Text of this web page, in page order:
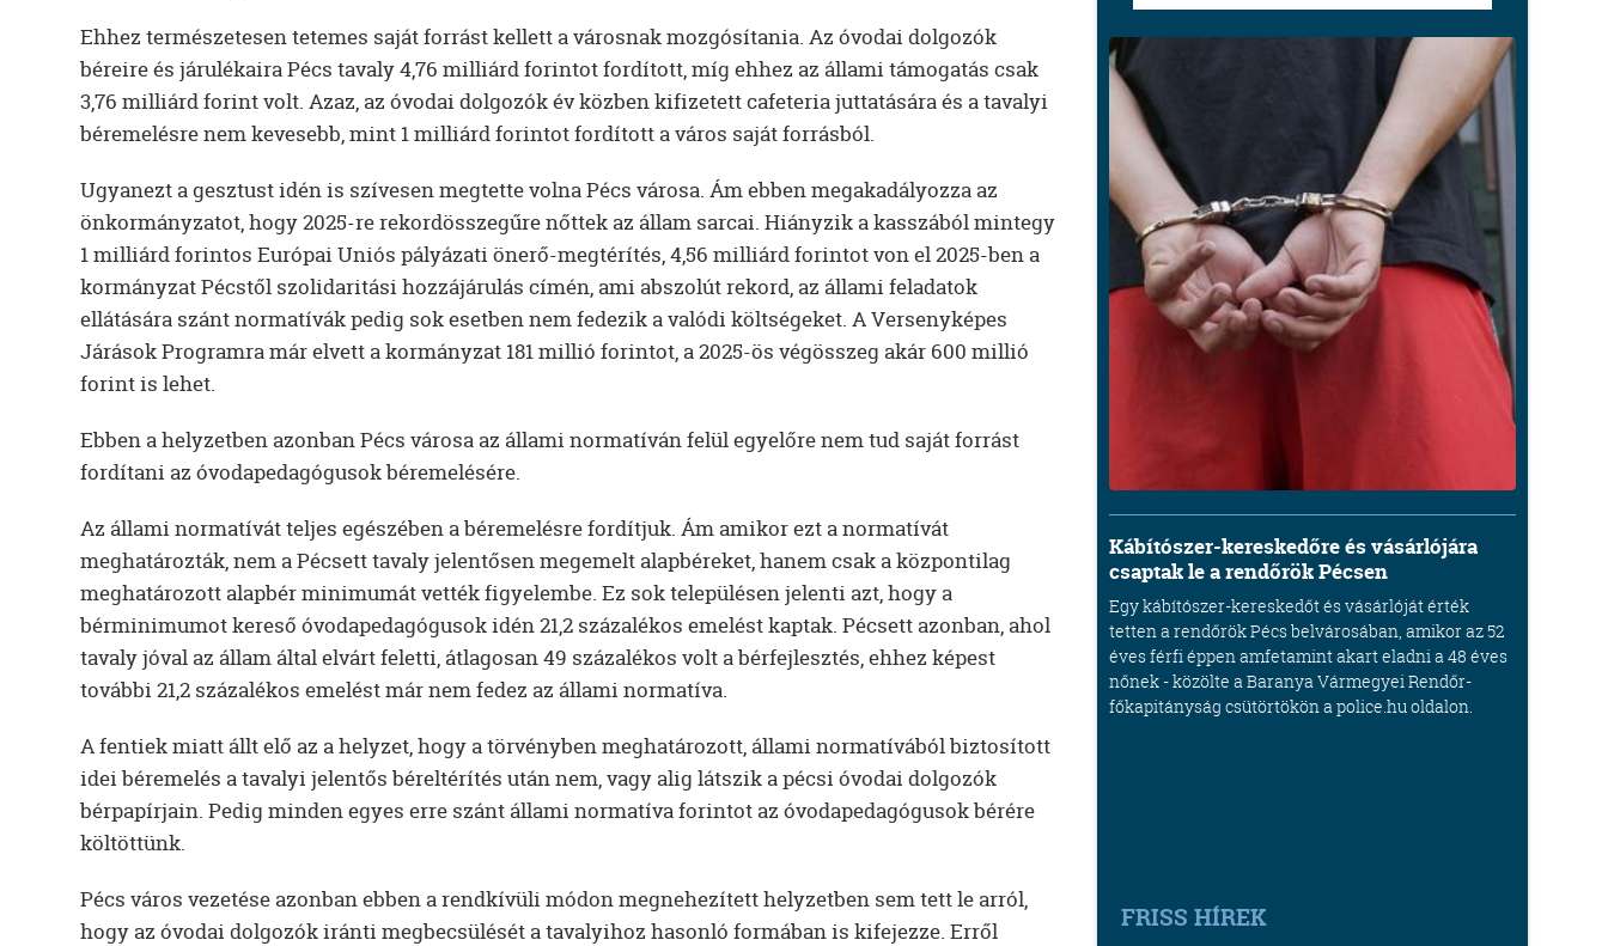
Ehhez természetesen tetemes saját forrást kellett a városnak mozgósítania. Az óvodai dolgozók
béreire és járulékaira Pécs tavaly 4,76 milliárd forintot fordított, míg ehhez az állami támogatás csak
3,76 milliárd forint volt. Azaz, az óvodai dolgozók év közben kifizetett cafeteria juttatására és a tavalyi
béremelésre nem kevesebb, mint 1 milliárd forintot fordított a város saját forrásból.
Ugyanezt a gesztust idén is szívesen megtette volna Pécs városa. Ám ebben megakadályozza az
önkormányzatot, hogy 2025-re rekordösszegűre nőttek az állam sarcai. Hiányzik a kasszából mintegy
1 milliárd forintos Európai Uniós pályázati önerő-megtérítés, 4,56 milliárd forintot von el 2025-ben a
kormányzat Pécstől szolidaritási hozzájárulás címén, ami abszolút rekord, az állami feladatok
ellátására szánt normatívák pedig sok esetben nem fedezik a valódi költségeket. A Versenyképes
Járások Programra már elvett a kormányzat 181 millió forintot, a 2025-ös végösszeg akár 600 millió
forint is lehet.
Ebben a helyzetben azonban Pécs városa az állami normatíván felül egyelőre nem tud saját forrást
fordítani az óvodapedagógusok béremelésére.
Az állami normatívát teljes egészében a béremelésre fordítjuk. Ám amikor ezt a normatívát
meghatározták, nem a Pécsett tavaly jelentősen megemelt alapbéreket, hanem csak a központilag
meghatározott alapbér minimumát vették figyelembe. Ez sok településen jelenti azt, hogy a
bérminimumot kereső óvodapedagógusok idén 21,2 százalékos emelést kaptak. Pécsett azonban, ahol
tavaly jóval az állam által elvárt feletti, átlagosan 49 százalékos volt a bérfejlesztés, ehhez képest
további 21,2 százalékos emelést már nem fedez az állami normatíva.
A fentiek miatt állt elő az a helyzet, hogy a törvényben meghatározott, állami normatívából biztosított
idei béremelés a tavalyi jelentős béreltérítés után nem, vagy alig látszik a pécsi óvodai dolgozók
bérpapírjain. Pedig minden egyes erre szánt állami normatíva forintot az óvodapedagógusok bérére
költöttünk.
Pécs város vezetése azonban ebben a rendkívüli módon megnehezített helyzetben sem tett le arról,
hogy az óvodai dolgozók iránti megbecsülését a tavalyihoz hasonló formában is kifejezze. Erről
Kábítószer-kereskedőre és vásárlójára
csaptak le a rendőrök Pécsen
Egy kábítószer-kereskedőt és vásárlóját érték
tetten a rendőrök Pécs belvárosában, amikor az 52
éves férfi éppen amfetamint akart eladni a 48 éves
nőnek - közölte a Baranya Vármegyei Rendőr-
főkapitányság csütörtökön a police.hu oldalon.
FRISS HÍREK